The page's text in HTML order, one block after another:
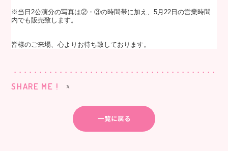
※当日2公演分の写真は②・③の時間帯に加え、5月22日の営業時間
内でも販売致します。
皆様のご来場、心よりお待ち致しております。
SHARE ME !
一覧に戻る